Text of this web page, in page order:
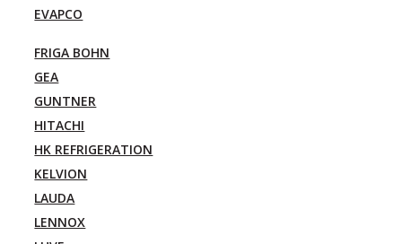
EVAPCO
FRIGA BOHN
GEA
GUNTNER
HITACHI
HK REFRIGERATION
KELVION
LAUDA
LENNOX